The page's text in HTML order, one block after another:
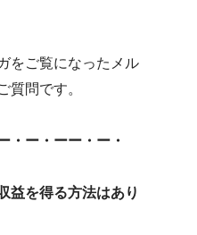
をご覧になったメル
質問です。
・ー・ーー・ー・
益を得る方法はあり